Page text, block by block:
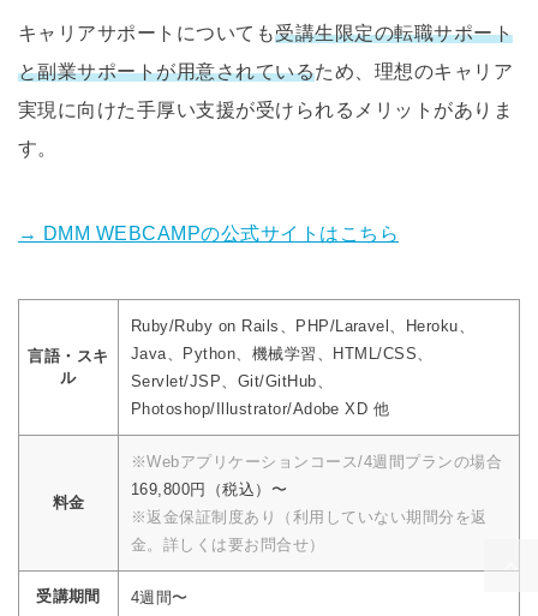
キャリアサポートについても受講生限定の転職サポート
と副業サポートが用意されているため、理想のキャリア
実現に向けた手厚い支援が受けられるメリットがありま
す。
→ DMM WEBCAMPの公式サイトはこちら
言語・スキ
ル
Ruby/Ruby on Rails、PHP/Laravel、Heroku、
Java、Python、機械学習、HTML/CSS、
Servlet/JSP、Git/GitHub、
Photoshop/Illustrator/Adobe XD 他
料金
※Webアプリケーションコース/4週間プランの場合
169,800円（税込）〜
※返金保証制度あり（利用していない期間分を返
金。詳しくは要お問合せ）
受講期間 4週間〜